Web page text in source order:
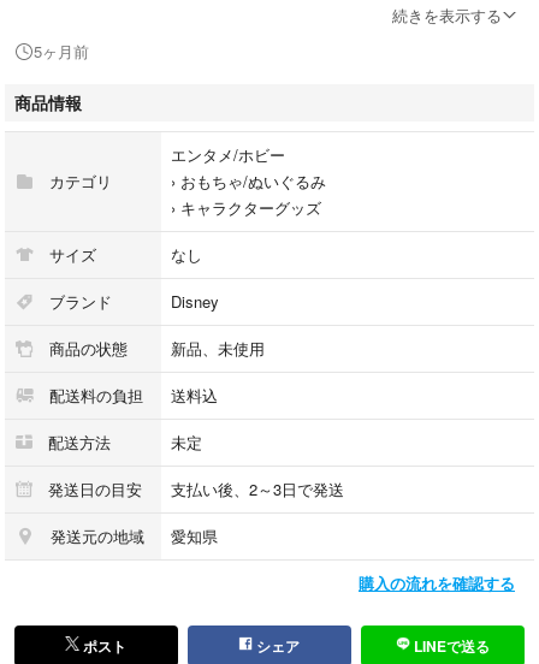
パケットポストmini での発送予定です。
☑︎梱包材にはリサイクル品も使用いたします。
以上２点ご了承いただける方のご購入をお待ちしております。
タイトル···ディズニーシリーズ
ディズニーシリーズ/キャラクター名···ニック・ワイルド
【早い者勝ち】◎ズートピア◎ズートピア2◎ディズニー◎Disney◎ジュ
ディ◎ニック◎ニックワイルド◎入場者特典◎映画特典◎劇場特典◎ビジ
ュアルボード◎アニメ映画◎限定配布◎
続きを表示する
5ヶ月前
商品情報
カテゴリ
エンタメ/ホビー
› おもちゃ/ぬいぐるみ
› キャラクターグッズ
サイズ なし
ブランド Disney
商品の状態 新品、未使用
配送料の負担 送料込
配送方法 未定
発送日の目安 支払い後、2～3日で発送
発送元の地域 愛知県
購入の流れを確認する
ポスト シェア LINEで送る